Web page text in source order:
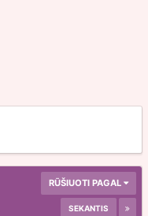
RŪŠIUOTI PAGAL
SEKANTIS